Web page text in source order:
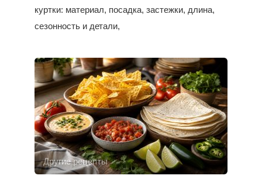
куртки: материал, посадка, застежки, длина,
сезонность и детали,
Другие рецепты